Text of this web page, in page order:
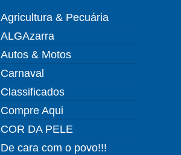
Agricultura & Pecuária
ALGAzarra
Autos & Motos
Carnaval
Classificados
Compre Aqui
COR DA PELE
De cara com o povo!!!